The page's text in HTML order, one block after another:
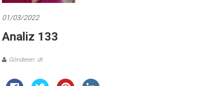
01/03/2022
Analiz 133
Gönderen: dt